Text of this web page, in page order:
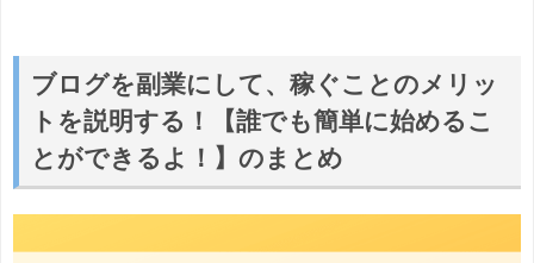
ブログを副業にして、稼ぐことのメリッ
トを説明する！【誰でも簡単に始めるこ
とができるよ！】のまとめ